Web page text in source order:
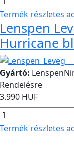
Termék részletes
Lenspen
Hurricane
Gyártó: Lenspen
Rendelésre
3.990 HUF
Termék részletes